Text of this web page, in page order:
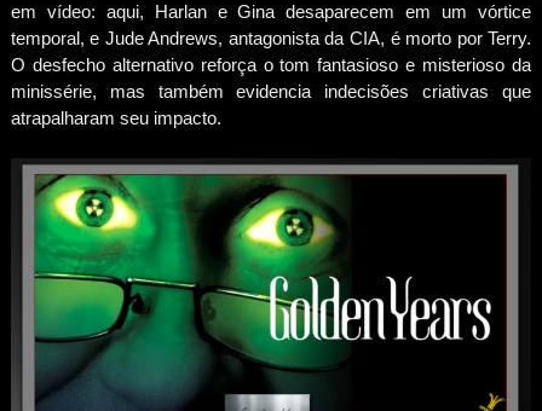
em vídeo: aqui, Harlan e Gina desaparecem em um vórtice
temporal, e Jude Andrews, antagonista da CIA, é morto por Terry.
O desfecho alternativo reforça o tom fantasioso e misterioso da
minissérie, mas também evidencia indecisões criativas que
atrapalharam seu impacto.